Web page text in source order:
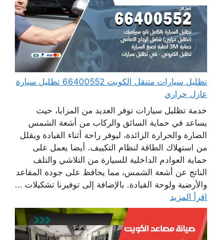
تظليل سيارات متنقل الكويت 66400552 تظليل سيارة
عازل حراري
خدمة تظليل سيارات توفر العديد من المزايا، حيث
يساعد في حماية السائق والركاب من أشعة الشمس
الضارة والحرارة الزائدة، ليوفر راحة أثناء القيادة ويقلل
من استهلاك الطاقة لنظام التكييف. أيضا يعمل على
حماية العوادم الداخلية للسيارة من التلاشي والتلف
الناتج عن أشعة الشمس، مما يحافظ على جودة المقاعد
والأرضية ولوحة القيادة. بالإضافة إلى توفيرنا تشكيلات ...
اقرأ المزيد